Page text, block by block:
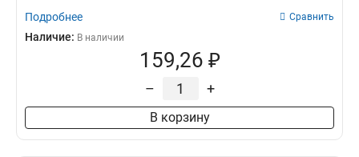
Подробнее Сравнить
Наличие: В наличии
159,26 ₽
– +
В корзину